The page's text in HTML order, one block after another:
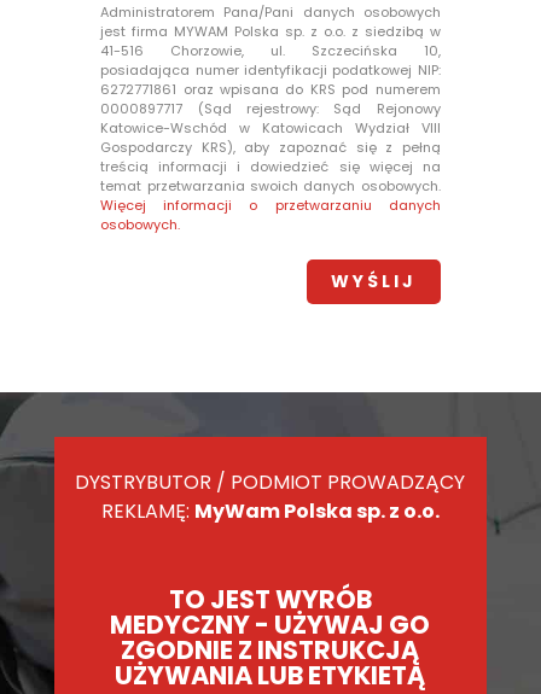
Administratorem Pana/Pani danych osobowych
jest firma MYWAM Polska sp. z o.o. z siedzibą w
41-516 Chorzowie, ul. Szczecińska 10,
posiadająca numer identyfikacji podatkowej NIP:
6272771861 oraz wpisana do KRS pod numerem
0000897717 (Sąd rejestrowy: Sąd Rejonowy
Katowice-Wschód w Katowicach Wydział VIII
Gospodarczy KRS), aby zapoznać się z pełną
treścią informacji i dowiedzieć się więcej na
temat przetwarzania swoich danych osobowych.
Więcej informacji o przetwarzaniu danych
osobowych.
DYSTRYBUTOR / PODMIOT PROWADZĄCY
REKLAMĘ: MyWam Polska sp. z o.o.
TO JEST WYRÓB
MEDYCZNY - UŻYWAJ GO
ZGODNIE Z INSTRUKCJĄ
UŻYWANIA LUB ETYKIETĄ